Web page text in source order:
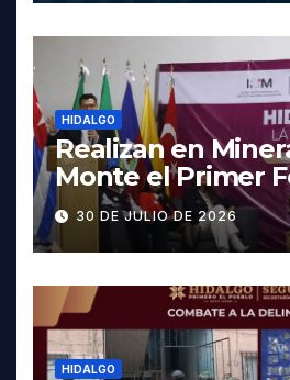
HIDALGO
Realizan en
Monte el Primer
contra la Trata de
30 DE JULIO DE 2026
HIDALGO